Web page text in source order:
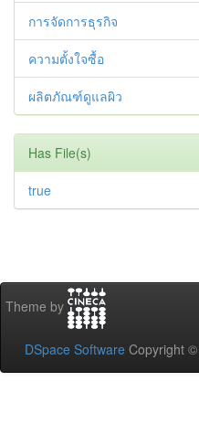
การจัดการธุรกิจ
ความตั้งใจซื้อ
ผลิตภัณฑ์ดูแลผิว
Has File(s)
true
Theme by
DSpace Software Copyright